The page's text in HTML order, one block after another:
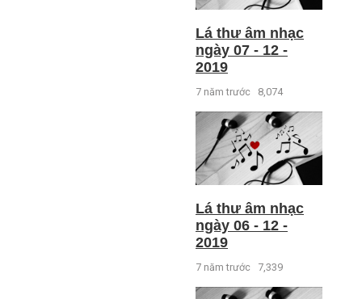
Lá thư âm nhạc
ngày 07 - 12 -
2019
7 năm trước 8,074
Lá thư âm nhạc
ngày 06 - 12 -
2019
7 năm trước 7,339